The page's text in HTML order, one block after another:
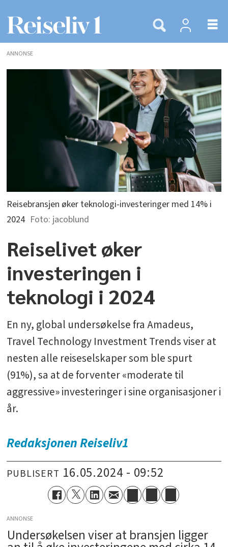
ANNONSE
Reisebransjen øker teknologi-investeringer med 14% i
2024
jacoblund
Reiselivet øker
investeringen i
teknologi i 2024
En ny, global undersøkelse fra Amadeus,
Travel Technology Investment Trends viser at
nesten alle reiseselskaper som ble spurt
(91%), sa at de forventer «moderate til
aggressive» investeringer i sine organisasjoner i
år.
RedaksjonenReiseliv1
PUBLISERT 16.05.2024 - 09:52
ANNONSE
Undersøkelsen viser at bransjen ligger